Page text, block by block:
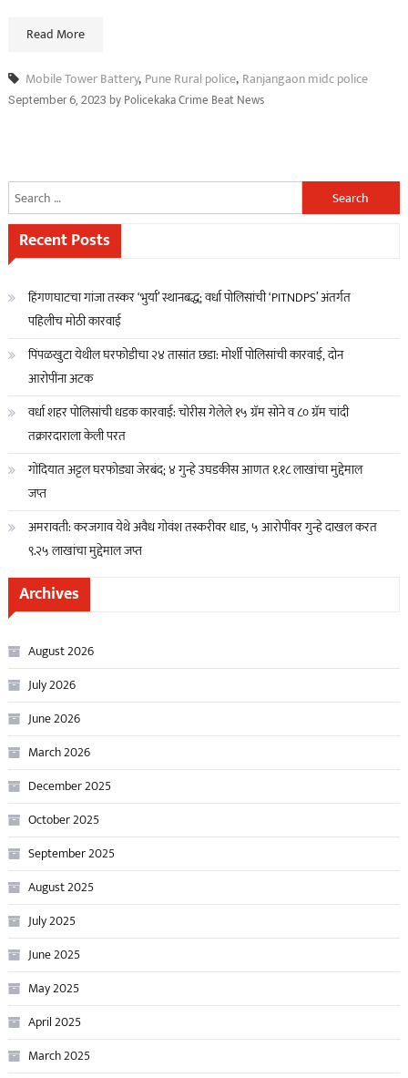
Read More
Mobile Tower Battery, Pune Rural police, Ranjangaon midc police
September 6, 2023 byPolicekaka Crime Beat News
Search
for:
Recent Posts
हिंगणघाटचा गांजा तस्कर ‘भुर्या’ स्थानबद्ध; वर्धा पोलिसांची ‘PITNDPS’ अंतर्गत
पहिलीच मोठी कारवाई
पिंपळखुटा येथील घरफोडीचा २४ तासांत छडा: मोर्शी पोलिसांची कारवाई, दोन
आरोपींना अटक
वर्धा शहर पोलिसांची धडक कारवाई: चोरीस गेलेले १५ ग्रॅम सोने व ८० ग्रॅम चांदी
तक्रारदाराला केली परत
गोंदियात अट्टल घरफोड्या जेरबंद; ४ गुन्हे उघडकीस आणत १.१८ लाखांचा मुद्देमाल
जप्त
अमरावती: करजगाव येथे अवैध गोवंश तस्करीवर धाड, ५ आरोपींवर गुन्हे दाखल करत
९.२५ लाखांचा मुद्देमाल जप्त
Archives
August 2026
July 2026
June 2026
March 2026
December 2025
October 2025
September 2025
August 2025
July 2025
June 2025
May 2025
April 2025
March 2025